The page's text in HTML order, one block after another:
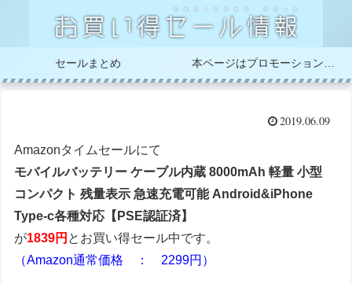
セールまとめ
2019.06.09
Amazonタイムセールにて
モバイルバッテリー ケーブル内蔵 8000mAh 軽量 小型
コンパクト 残量表示 急速充電可能 Android&iPhone
Type-c各種対応【PSE認証済】
が1839円 とお買い得セール中です。
（Amazon通常価格 ： 2299円）